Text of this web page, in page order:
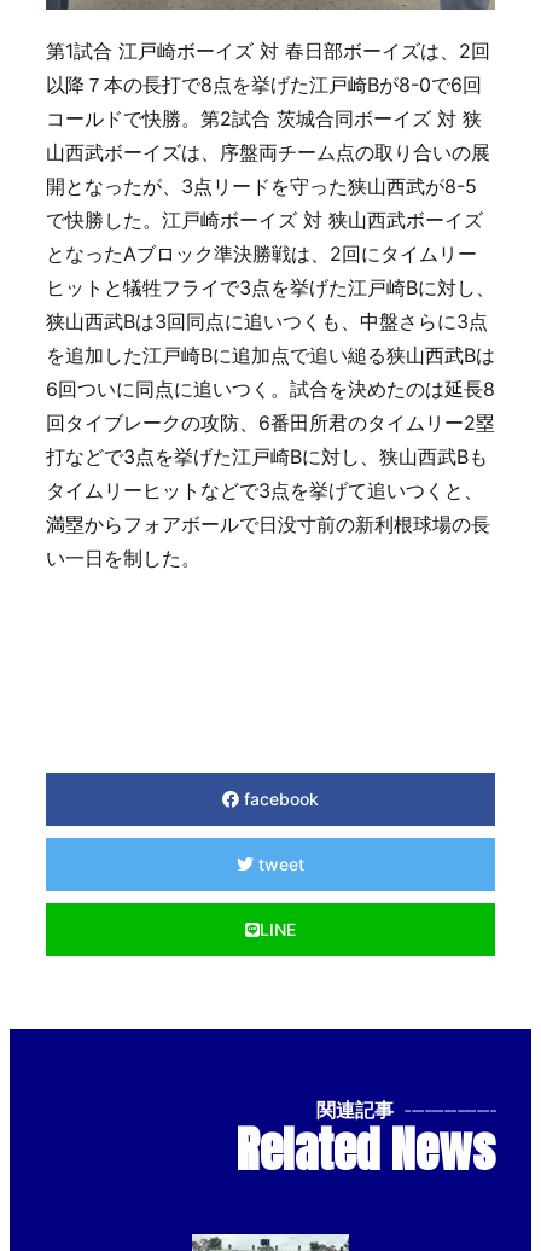
第1試合 江戸崎ボーイズ 対 春日部ボーイズは、2回
以降７本の長打で8点を挙げた江戸崎Bが8-0で6回
コールドで快勝。第2試合 茨城合同ボーイズ 対 狭
山西武ボーイズは、序盤両チーム点の取り合いの展
開となったが、3点リードを守った狭山西武が8-5
で快勝した。江戸崎ボーイズ 対 狭山西武ボーイズ
となったAブロック準決勝戦は、2回にタイムリー
ヒットと犠牲フライで3点を挙げた江戸崎Bに対し、
狭山西武Bは3回同点に追いつくも、中盤さらに3点
を追加した江戸崎Bに追加点で追い縋る狭山西武Bは
6回ついに同点に追いつく。試合を決めたのは延長8
回タイブレークの攻防、6番田所君のタイムリー2塁
打などで3点を挙げた江戸崎Bに対し、狭山西武Bも
タイムリーヒットなどで3点を挙げて追いつくと、
満塁からフォアボールで日没寸前の新利根球場の長
い一日を制した。
facebook
tweet
LINE
関連記事 --------------
Related News